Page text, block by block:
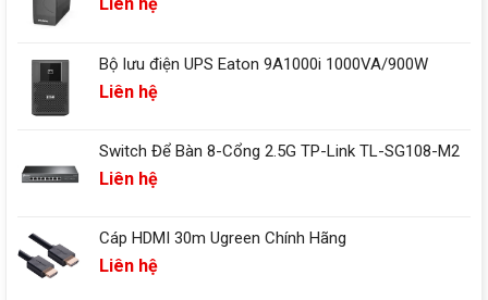
Bộ lưu điện UPS Eaton 9A1000i 1000VA/900W
Liên hệ
Switch Để Bàn 8-Cổng 2.5G TP-Link TL-SG108-M2
Liên hệ
Cáp HDMI 30m Ugreen Chính Hãng
Liên hệ